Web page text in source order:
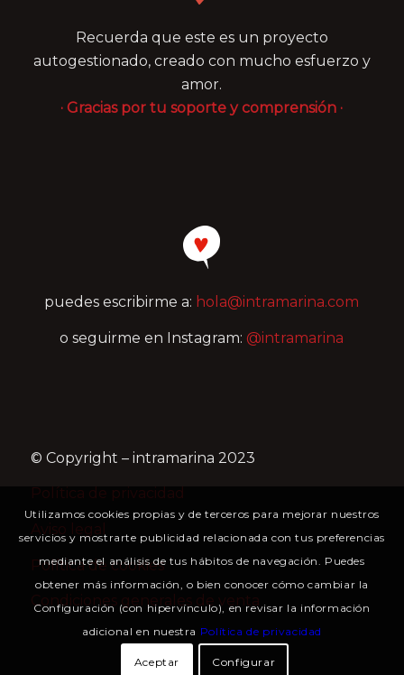
Recuerda que este es un proyecto
autogestionado, creado con mucho esfuerzo y
amor.
· Gracias por tu soporte y comprensión ·
puedes escribirme a: hola@intramarina.com
o seguirme en Instagram:@intramarina
© Copyright – intramarina 2023
Política de privacidad
Aviso legal
Política de cookies
Condiciones generales de venta
Utilizamos cookies propias y de terceros para mejorar nuestros
servicios y mostrarte publicidad relacionada con tus preferencias
mediante el análisis de tus hábitos de navegación. Puedes
obtener más información, o bien conocer cómo cambiar la
Configuración (con hipervínculo), en revisar la información
adicional en nuestra Política de privacidad
Aceptar Configurar